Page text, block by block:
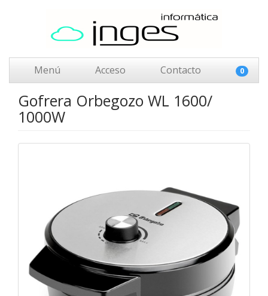
Menú Acceso Contacto 0
Gofrera Orbegozo WL 1600/
1000W